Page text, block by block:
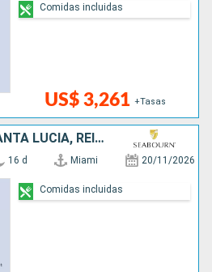
US$ 3,261 +Tasas
Comidas incluidas
ESTADOS UNIDOS, SANTA LUCIA, REINO UNIDO, BARBADOS, PUERTO RICO, SAN MARTÍN, SAN VINCENT Y LAS GRANADINAS, ANTIGUA Y BARBUDA, CANADÁ
16 d Miami 20/11/2026
Comidas incluidas